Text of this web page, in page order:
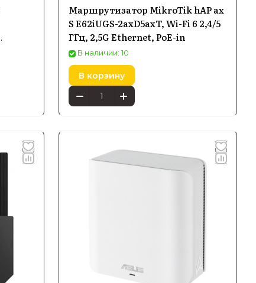
Маршрутизатор MikroTik hAP ax
S E62iUGS-2axD5axT, Wi-Fi 6 2,4/5
ГГц, 2,5G Ethernet, PoE-in
В наличии: 10
В корзину